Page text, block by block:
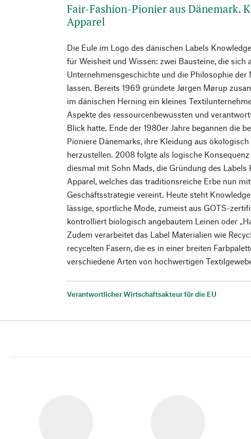
Fair-Fashion-Pionier aus Dänemark.
Apparel
Die Eule im Logo des dänischen Labels
für Weisheit und Wissen: zwei Bausteine, die sich
Unternehmensgeschichte und die Philosophie der
lassen. Bereits 1969 gründete Jørgen Mørup
im dänischen Herning ein kleines
Aspekte des ressourcenbewussten und
Blick hatte. Ende der 1980er Jahre begannen die
Pioniere Dänemarks, ihre Kleidung aus
herzustellen. 2008 folgte als logische
diesmal mit Sohn Mads, die Gründung des Labels
Apparel, welches das traditionsreiche Erbe nun
Geschäftsstrategie vereint. Heute steht
lässige, sportliche Mode, zumeist aus GOTS-
kontrolliert biologisch angebautem Leinen oder
Zudem verarbeitet das Label Materialien wie
recycelten Fasern, die es in einer breiten
verschiedene Arten von hochwertigen
Verantwortlicher Wirtschaftsakteur für die EU